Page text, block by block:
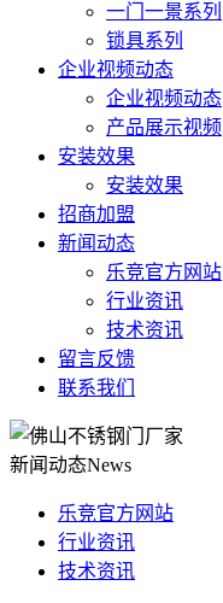
一门一景系列
锁具系列
企业视频动态
企业视频动态
产品展示视频
安装效果
安装效果
招商加盟
新闻动态
乐竞官方网站
行业资讯
技术资讯
留言反馈
联系我们
新闻动态News
乐竞官方网站
行业资讯
技术资讯